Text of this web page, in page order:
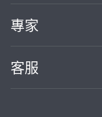
部落格
加入我們
買服務
熱門服務
專家
案件中心
客服